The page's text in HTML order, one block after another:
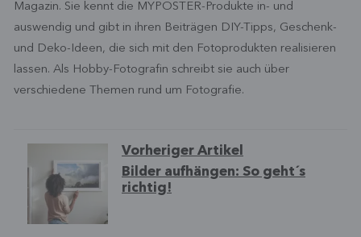
Magazin. Sie kennt die MYPOSTER-Produkte in- und
auswendig und gibt in ihren Beiträgen DIY-Tipps, Geschenk-
und Deko-Ideen, die sich mit den Fotoprodukten realisieren
lassen. Als Hobby-Fotografin schreibt sie auch über
verschiedene Themen rund um Fotografie.
Vorheriger Artikel
Bilder aufhängen: So geht´s
richtig!